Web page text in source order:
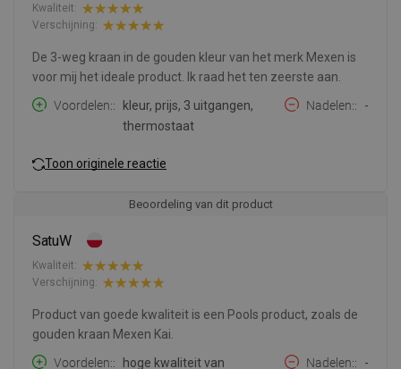
Kwaliteit:
Verschijning:
De 3-weg kraan in de gouden kleur van het merk Mexen is
voor mij het ideale product. Ik raad het ten zeerste aan.
Voordelen:
kleur, prijs, 3 uitgangen,
thermostaat
Nadelen: -
Toon originele reactie
Beoordeling van dit product
SatuW
Kwaliteit:
Verschijning:
Product van goede kwaliteit is een Pools product, zoals de
gouden kraan Mexen Kai.
Voordelen:
hoge kwaliteit van
Nadelen: -